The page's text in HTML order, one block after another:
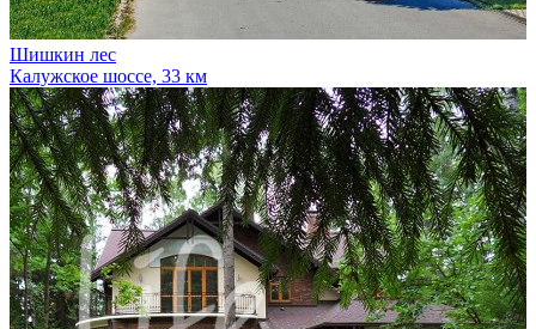
Шишкин лес
Калужское шоссе, 33 км